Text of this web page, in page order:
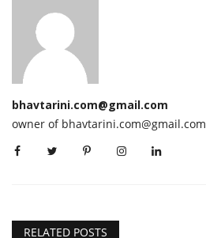
bhavtarini.com@gmail.com
owner of bhavtarini.com@gmail.com
RELATED POSTS